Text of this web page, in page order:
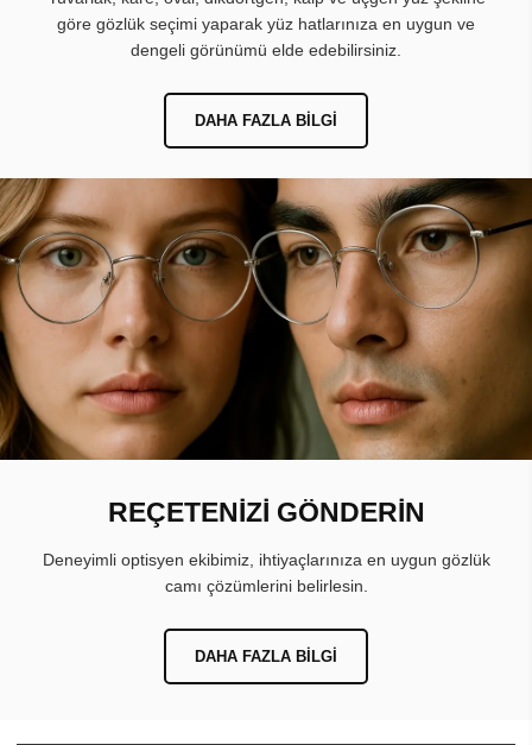
göre gözlük seçimi yaparak yüz hatlarınıza en uygun ve
dengeli görünümü elde edebilirsiniz.
DAHA FAZLA BILGI
REÇETENİZİ GÖNDERİN
Deneyimli optisyen ekibimiz, ihtiyaçlarınıza en uygun gözlük
camı çözümlerini belirlesin.
DAHA FAZLA BILGI